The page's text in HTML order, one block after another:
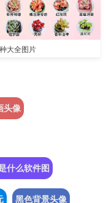
大全图片
头像
什么软件图
黑色背景头像